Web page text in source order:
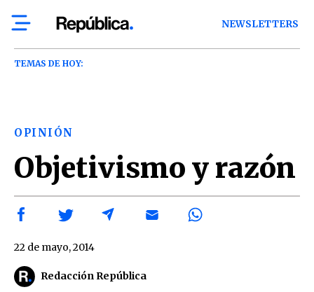
NEWSLETTERS
TEMAS DE HOY:
OPINIÓN
Objetivismo y razón
Redacción República
22 de mayo, 2014